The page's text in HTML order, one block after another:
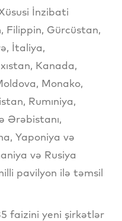
İnzibati
Filippin, Gürcüstan,
İtaliya,
Kanada,
Monako,
Rumıniya,
Ərəbistanı,
Yaponiya və
və Rusiya
pavilyon ilə təmsil
faizini yeni şirkətlər